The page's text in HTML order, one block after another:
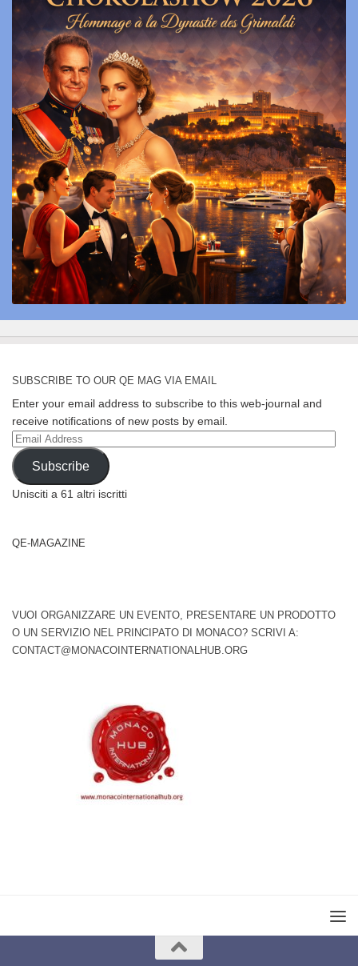
SUBSCRIBE TO OUR QE MAG VIA EMAIL
Enter your email address to subscribe to this web-journal and
receive notifications of new posts by email.
Email
Address
Subscribe
Unisciti a 61 altri iscritti
QE-MAGAZINE
VUOI ORGANIZZARE UN EVENTO, PRESENTARE UN PRODOTTO
O UN SERVIZIO NEL PRINCIPATO DI MONACO? SCRIVI A:
CONTACT@MONACOINTERNATIONALHUB.ORG